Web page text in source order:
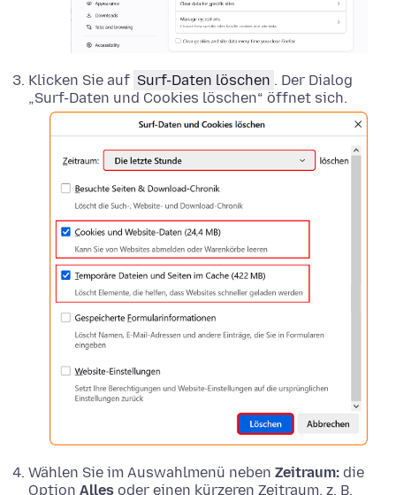
Klicken Sie auf Surf-Daten löschen . Der Dialog
„Surf-Daten und Cookies löschen“ öffnet sich.
Wählen Sie im Auswahlmenü neben Zeitraum: die
Option Alles oder einen kürzeren Zeitraum, z. B.